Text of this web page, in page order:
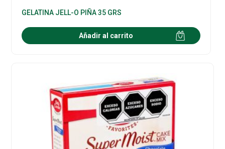
GELATINA JELL-O PIÑA 35 GRS
Añadir al carrito